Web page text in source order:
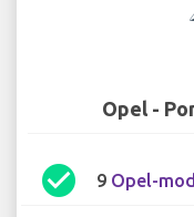
Opel -
check_circle 9 Opel-